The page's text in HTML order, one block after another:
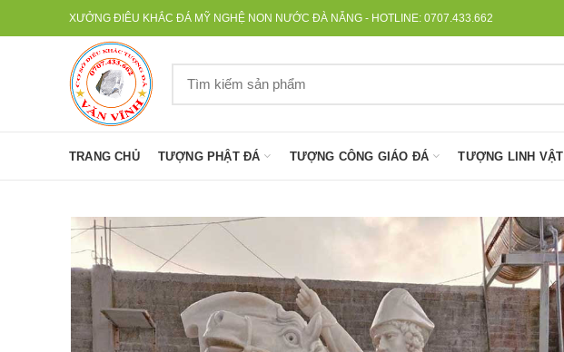
XƯỞNG ĐIÊU KHẮC ĐÁ MỸ NGHỆ NON NƯỚC ĐÀ NẴNG - HOTLINE: 0707.433.662
TRANG CHỦ TƯỢNG PHẬT ĐÁ TƯỢNG CÔNG GIÁO ĐÁ TƯỢNG LINH VẬT